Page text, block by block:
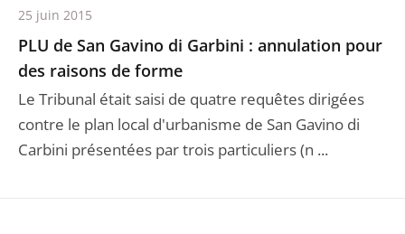
PLU de San Gavino di Garbini : annulation pour
des raisons de forme
Le Tribunal était saisi de quatre requêtes dirigées
contre le plan local d'urbanisme de San Gavino di
Carbini présentées par trois particuliers (n ...
25 juin 2015